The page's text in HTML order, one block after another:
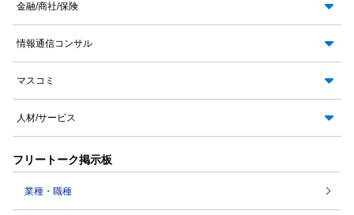
金融/商社/保険
情報通信コンサル
マスコミ
人材/サービス
フリートーク掲示板
業種・職種